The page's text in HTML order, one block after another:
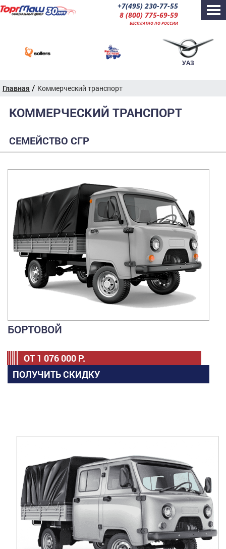
+7(495) 230-77-55
8 (800) 775-69-59
БЕСПЛАТНО ПО РОССИИ
УАЗ
Главная / Коммерческий транспорт
КОММЕРЧЕСКИЙ ТРАНСПОРТ
СЕМЕЙСТВО СГР
БОРТОВОЙ
ОТ 1 076 000 Р.
ПОЛУЧИТЬ СКИДКУ